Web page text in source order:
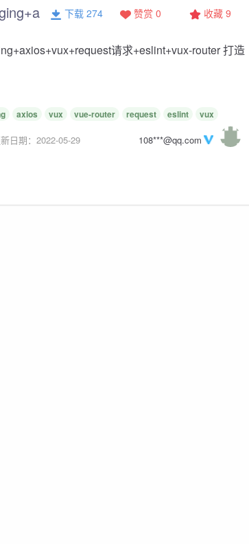
收藏 9
赞赏 0
下载 274
请求+eslint+vux-router 打造
axios vux vue-router request eslint vux
日期：2022-05-29 108***@qq.com